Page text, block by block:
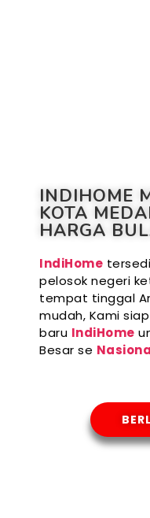
INDIHOME
KOTA
HARGA
IndiHome
pelosok negeri
tempat tinggal
mudah, Kami
baru IndiHome
Besar se